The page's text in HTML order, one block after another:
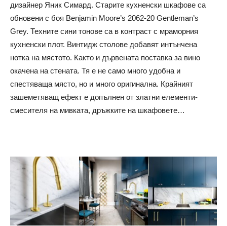
дизайнер Яник Симард. Старите кухненски шкафове са
обновени с боя Benjamin Moore’s 2062-20 Gentleman’s
Grey. Техните сини тонове са в контраст с мраморния
кухненски плот. Винтидж столове добавят интънчена
нотка на мястото. Както и дървената поставка за вино
окачена на стената. Тя е не само много удобна и
спестяваща място, но и много оригинална. Крайният
зашеметяващ ефект е допълнен от златни елементи-
смесителя на мивката, дръжките на шкафовете…